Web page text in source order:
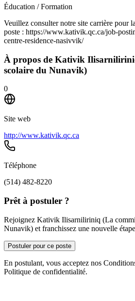
Éducation / Formation
Veuillez consulter notre site carrière pour
poste : https://www.kativik.qc.ca/job-
centre-residence-nasivvik/
À propos de Kativik
scolaire du Nunavik)
0
Site web
http://www.kativik.qc.ca
Téléphone
(514) 482-8220
Prêt à postuler ?
Rejoignez Kativik Ilisarniliriniq (La
Nunavik) et franchissez une nouvelle
Postuler pour ce poste
En postulant, vous acceptez nos
Politique de confidentialité.